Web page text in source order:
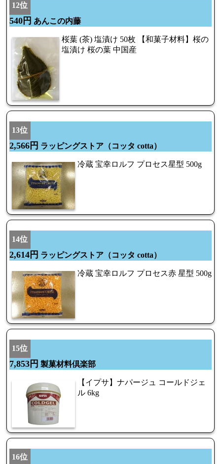
12位
540円 あんこの内藤
桜葉 (茶) 塩漬け 50枚 【和菓子材料】桜の
塩漬け 桜の葉 中国産
13位
2,566円 ラッピングストア（コッタ cotta）
冷蔵 宝幸ロルフ プロセス星型 500g
14位
2,614円 ラッピングストア（コッタ cotta）
冷蔵 宝幸ロルフ プロセス赤 星型 500g
15位
7,853円 製菓材料倶楽部
【イプサ】ナパージュ コールドジェ
ル 6kg
16位